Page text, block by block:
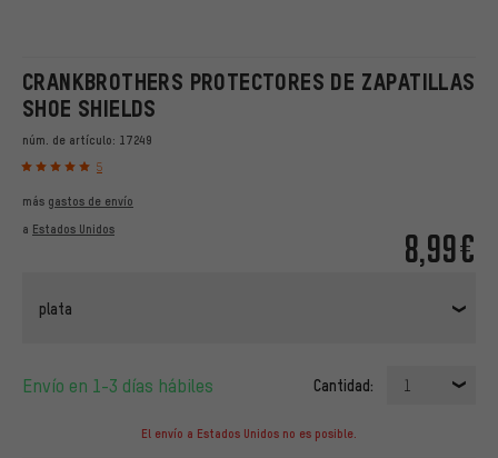
CRANKBROTHERS PROTECTORES DE ZAPATILLAS
SHOE SHIELDS
núm. de artículo: 17249
5
8,99€
más gastos de envío
a Estados Unidos
plata
Envío en 1-3 días hábiles Cantidad: 1
El envío a Estados Unidos no es posible.